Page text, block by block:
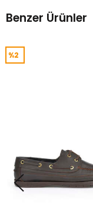
Benzer Ürünler
%2